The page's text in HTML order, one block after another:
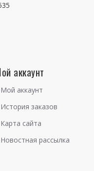
аккаунт
Мой аккаунт
История заказов
Карта сайта
Новостная рассылка